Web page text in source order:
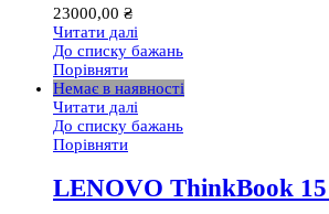
23000,00 ₴
Читати далі
До списку бажань
Порівняти
Немає в наявності
Читати далі
До списку бажань
Порівняти
LENOVO ThinkBook